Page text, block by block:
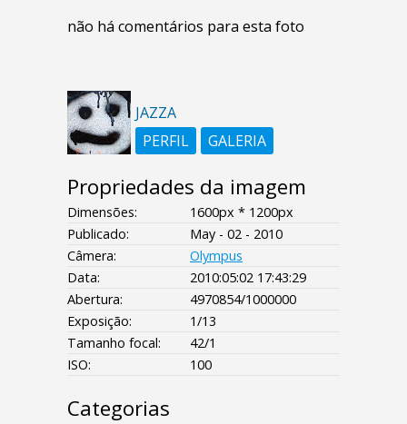
não há comentários para esta foto
JAZZA
PERFIL
GALERIA
Propriedades da imagem
Dimensões:
1600px * 1200px
Publicado:
May - 02 - 2010
Câmera:
Olympus
Data:
2010:05:02 17:43:29
Abertura:
4970854/1000000
Exposição:
1/13
Tamanho focal:
42/1
ISO:
100
Categorias